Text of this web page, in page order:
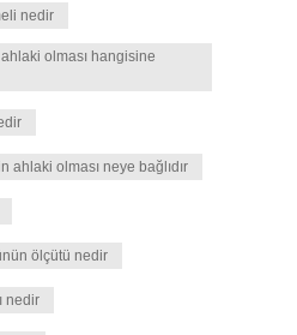
nedir
olması hangisine
ahlaki olması neye bağlıdır
ölçütü nedir
nedir